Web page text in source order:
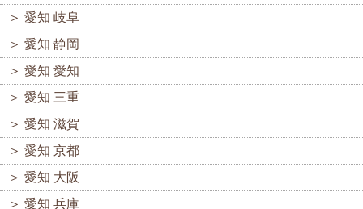
＞ 愛知 岐阜
＞ 愛知 静岡
＞ 愛知 愛知
＞ 愛知 三重
＞ 愛知 滋賀
＞ 愛知 京都
＞ 愛知 大阪
＞ 愛知 兵庫